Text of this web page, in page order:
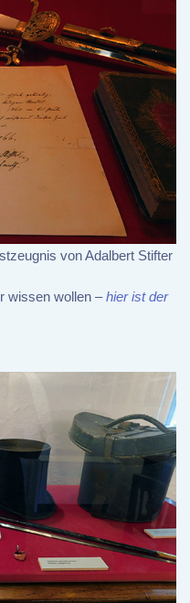
von Adalbert Stifter
wissen wollen –hier ist der